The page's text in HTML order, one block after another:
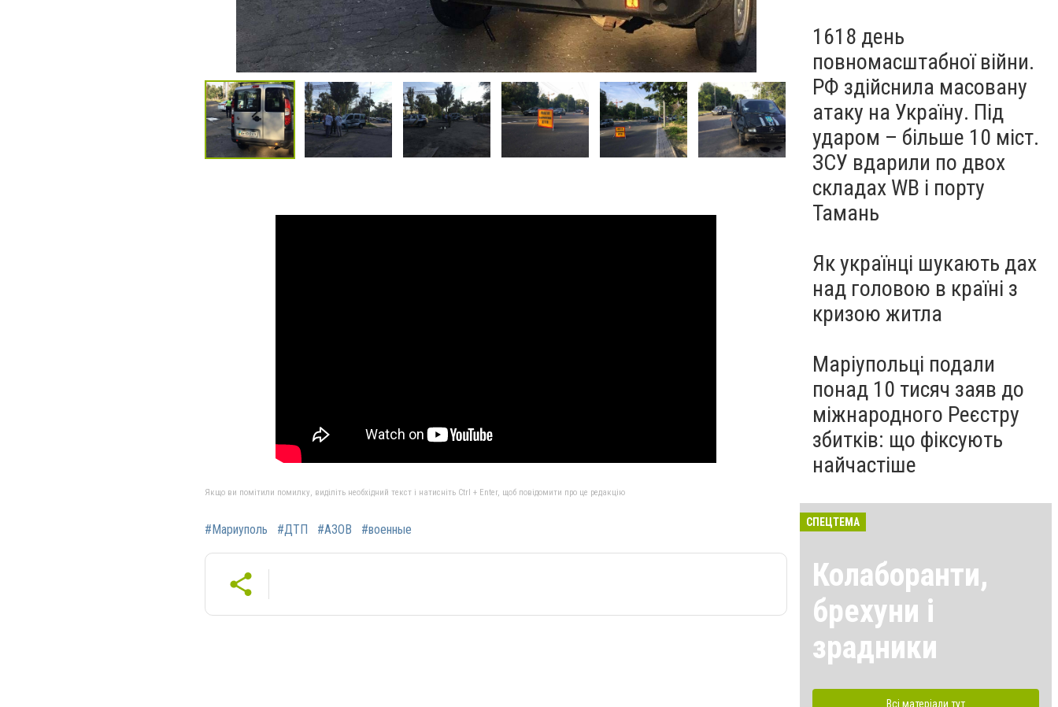
Якщо ви помітили помилку, виділіть необхідний текст і натисніть Ctrl + Enter, щоб повідомити про це редакцію
#Мариуполь #ДТП #АЗОВ #военные
1618 день
повномасштабної війни.
РФ здійснила масовану
атаку на Україну. Під
ударом – більше 10 міст.
ЗСУ вдарили по двох
складах WB і порту
Тамань
Як українці шукають дах
над головою в країні з
кризою житла
Маріупольці подали
понад 10 тисяч заяв до
міжнародного Реєстру
збитків: що фіксують
найчастіше
СПЕЦТЕМА
Колаборанти,
брехуни і
зрадники
Всі матеріали тут